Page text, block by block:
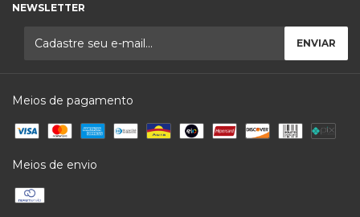
NEWSLETTER
Meios de pagamento
Meios de envio